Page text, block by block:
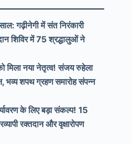
गढ़ीनेगी में संत निरंकारी
शिविर में 75 श्रद्धालुओं ने
मिला नया नेतृत्व! संजय रुहेला
भव्य शपथ ग्रहण समारोह संपन्न
के लिए बड़ा संकल्प! 15
रक्तदान और वृक्षारोपण